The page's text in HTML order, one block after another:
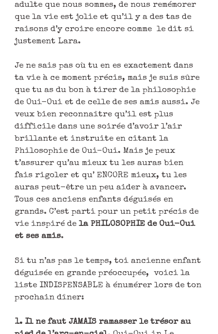
adulte que nous sommes, de nous remémorer
que la vie est jolie et qu’il y a des tas de
raisons d’y croire encore comme le dit si
justement Lara.
Je ne sais pas où tu en es exactement dans
ta vie à ce moment précis, mais je suis sûre
que tu as du bon à tirer de la philosophie
de Oui-Oui et de celle de ses amis aussi. Je
veux bien reconnaître qu’il est plus
difficile dans une soirée d’avoir l’air
brillante et instruite en citant la
Philosophie de Oui-Oui. Mais je peux
t’assurer qu’au mieux tu les auras bien
fais rigoler et qu’ ENCORE mieux, tu les
auras peut-être un peu aider à avancer.
Tous ces anciens enfants déguisés en
grands. C’est parti pour un petit précis de
vie inspiré de la PHILOSOPHIE de Oui-Oui
et ses amis.
Si tu n’as pas le temps, toi ancienne enfant
déguisée en grande préoccupée, voici la
liste INDISPENSABLE à énumérer lors de ton
prochain dîner:
1. Il ne faut JAMAIS ramasser le trésor au